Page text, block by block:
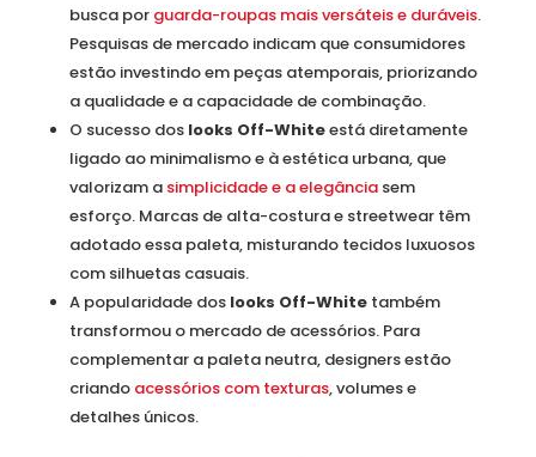
busca por guarda-roupas mais versáteis e duráveis.
Pesquisas de mercado indicam que consumidores
estão investindo em peças atemporais, priorizando
a qualidade e a capacidade de combinação.
O sucesso dos looks Off-Whiteestá diretamente
ligado ao minimalismo e à estética urbana, que
valorizam a simplicidade e a elegânciasem
esforço. Marcas de alta-costura e streetwear têm
adotado essa paleta, misturando tecidos luxuosos
com silhuetas casuais.
A popularidade dos looks Off-Whitetambém
transformou o mercado de acessórios. Para
complementar a paleta neutra, designers estão
criando acessórios com texturas, volumes e
detalhes únicos.